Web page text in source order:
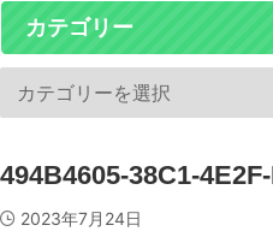
カテゴリー
494B4605-38C1-
2023年7月24日